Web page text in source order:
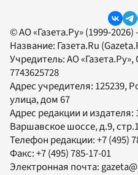
© АО «Газета.Ру» (1999-
Название: Газета.Ru
Учредитель:АО «Газета.Ру»,
7743625728
Адрес учредителя: 125239,
улица, дом 67
Адрес редакции и издателя:
Варшавское шоссе, д.9,
Телефон редакции:+7 (495)
Факс:+7 (495) 785-17-01
Электронная почта: